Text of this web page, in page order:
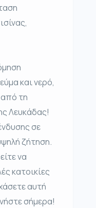
και νερό,
τη
Λευκάδας!
σε
ζήτηση.
να
κατοικίες
αυτή
σήμερα!